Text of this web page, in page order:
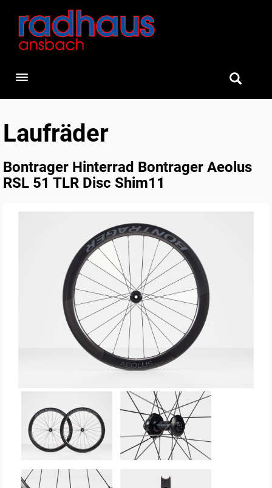
Toggle navigation
Laufräder
Bontrager Hinterrad Bontrager Aeolus
RSL 51 TLR Disc Shim11